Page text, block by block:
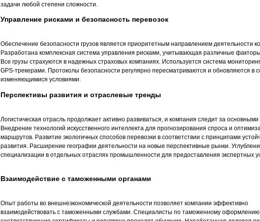
задачи любой степени сложности.
Управление рисками и безопасность перевозок
Обеспечение безопасности грузов является приоритетным направлением деятельности
Разработана комплексная система управления рисками, учитывающая различные
Все грузы страхуются в надежных страховых компаниях. Используется система
GPS-трекерами. Протоколы безопасности регулярно пересматриваются и обновляются в
изменяющимися условиями.
Перспективы развития и отраслевые тренды
Логистическая отрасль продолжает активно развиваться, и компания следит за основными
Внедрение технологий искусственного интеллекта для прогнозирования спроса и
маршрутов. Развитие экологичных способов перевозки в соответствии с принципами
развития. Расширение географии деятельности на новые перспективные рынки.
специализации в отдельных отраслях промышленности для предоставления экспертных
Взаимодействие с таможенными органами
Опыт работы во внешнеэкономической деятельности позволяет компании эффективно
взаимодействовать с таможенными службами. Специалисты по таможенному